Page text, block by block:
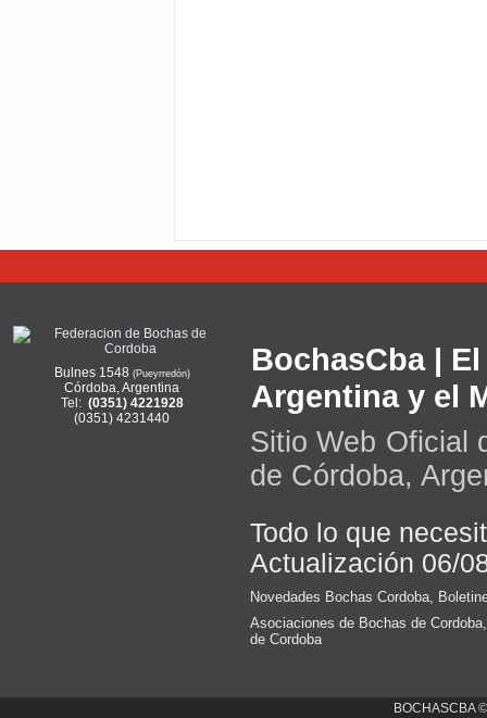
Bulnes 1548 (Pueyrredón)
Córdoba, Argentina
Tel: (0351) 4221928
(0351) 4231440
BochasCba |
Argentina y el
Sitio Web Oficial
de Córdoba,
Todo lo que
Actualización 06/
Novedades Bochas Cordoba
Asociaciones de Bochas de Cordoba
de Cordoba
BOCHASCBA